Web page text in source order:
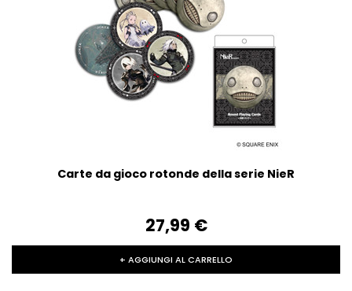
Carte da gioco rotonde della serie NieR
27,99‎ ‎€
+ AGGIUNGI AL CARRELLO